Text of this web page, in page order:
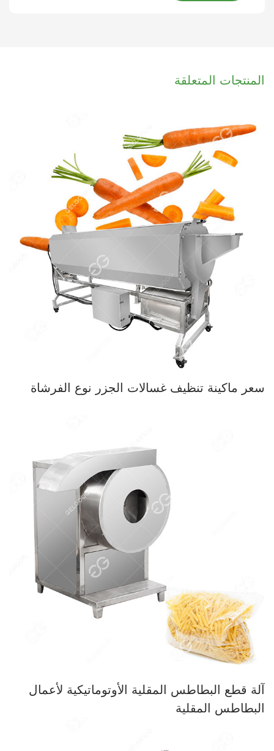
المنتجات المتعلقة
سعر ماكينة تنظيف غسالات الجزر نوع الفرشاة
آلة قطع البطاطس المقلية الأوتوماتيكية لأعمال
البطاطس المقلية